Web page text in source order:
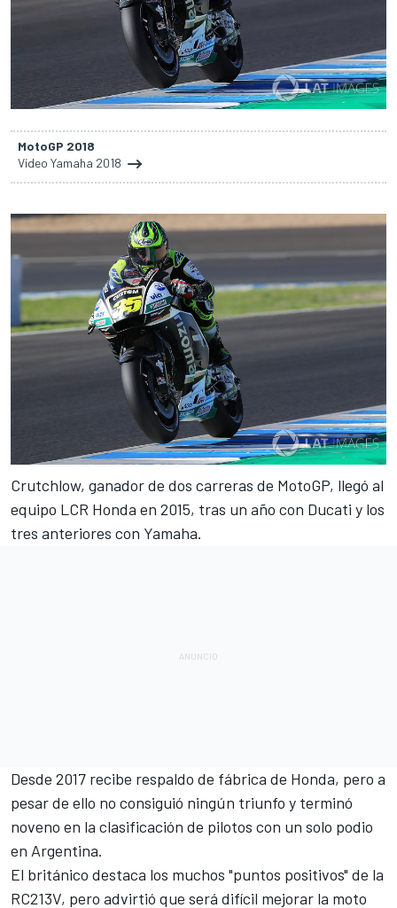
MotoGP 2018
Vídeo Yamaha 2018
Crutchlow, ganador de dos carreras de MotoGP, llegó al
equipo LCR Honda en 2015, tras un año con Ducati y los
tres anteriores con Yamaha.
Desde 2017 recibe respaldo de fábrica de Honda, pero a
pesar de ello no consiguió ningún triunfo y terminó
noveno en la clasificación de pilotos con un solo podio
en Argentina.
El británico destaca los muchos "puntos positivos" de la
RC213V, pero advirtió que será difícil mejorar la moto